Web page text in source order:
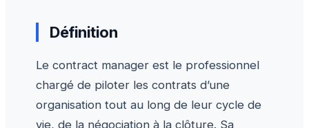
Définition
Le contract manager est le professionnel
chargé de piloter les contrats d’une
organisation tout au long de leur cycle de
vie, de la négociation à la clôture. Sa